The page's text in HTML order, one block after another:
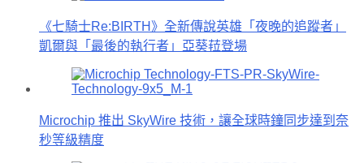
《七騎士Re:BIRTH》全新傳說英雄「夜晚的追蹤者」
凱爾與「最後的執行者」亞葵菈登場
Microchip 推出 SkyWire 技術，讓全球時鐘同步達到奈
秒等級精度